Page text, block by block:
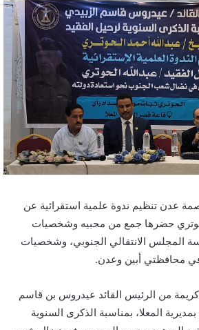
عدن تنظيم ندوة علمية استقرائية عن
حضرها جمع من محبيه وشخصيات
المجلس الانتقالي الجنوبي، وشخصيات
في محافظتي أبين وعدن.
كريمة من الرئيس القائد عيدروس بن قاسم
المعلا، بمناسبة الذكرى السنوية